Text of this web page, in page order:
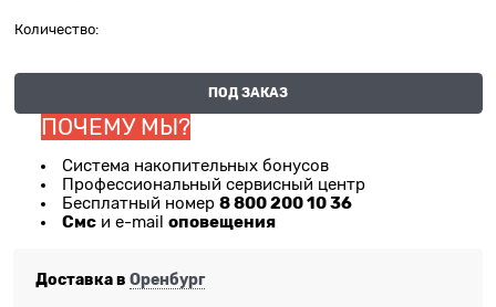
Количество:
ПОД ЗАКАЗ
ПОЧЕМУ МЫ?
Система накопительных бонусов
Профессиональный сервисный центр
Бесплатный номер 8 800 200 10 36
Смс и e-mail оповещения
Доставка в Оренбург